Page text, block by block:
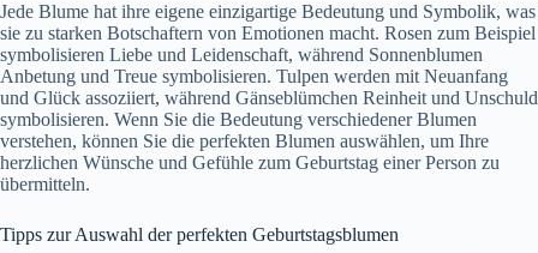
Jede Blume hat ihre eigene einzigartige Bedeutung und Symbolik, was
sie zu starken Botschaftern von Emotionen macht. Rosen zum Beispiel
symbolisieren Liebe und Leidenschaft, während Sonnenblumen
Anbetung und Treue symbolisieren. Tulpen werden mit Neuanfang
und Glück assoziiert, während Gänseblümchen Reinheit und Unschuld
symbolisieren. Wenn Sie die Bedeutung verschiedener Blumen
verstehen, können Sie die perfekten Blumen auswählen, um Ihre
herzlichen Wünsche und Gefühle zum Geburtstag einer Person zu
übermitteln.
Tipps zur Auswahl der perfekten Geburtstagsblumen